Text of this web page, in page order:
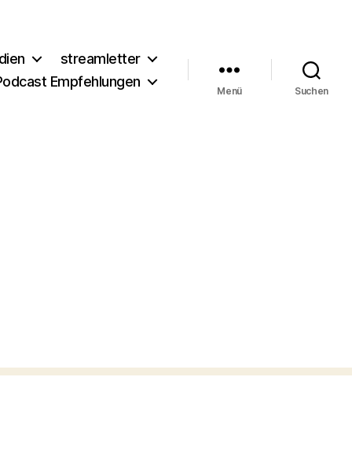
streamletter
Empfehlungen
Menü Suchen